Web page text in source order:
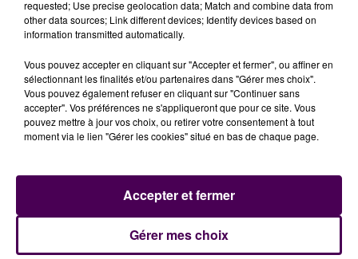
20h00
Gagnez vos pass pour le V and B Fest' 2026 !
requested; Use precise geolocation data; Match and combine data from
other data sources; Link different devices; Identify devices based on
information transmitted automatically.
Vous pouvez accepter en cliquant sur "Accepter et fermer", ou affiner en
sélectionnant les finalités et/ou partenaires dans "Gérer mes choix".
Vous pouvez également refuser en cliquant sur "Continuer sans
accepter". Vos préférences ne s'appliqueront que pour ce site. Vous
pouvez mettre à jour vos choix, ou retirer votre consentement à tout
moment via le lien "Gérer les cookies" situé en bas de chaque page.
Gérer mes choix
Accepter et fermer